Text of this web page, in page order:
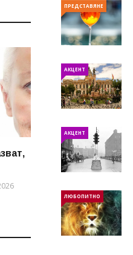
ПРЕДСТАВЯНЕ
АКЦЕНТ
АКЦЕНТ
ЛЮБОПИТНО